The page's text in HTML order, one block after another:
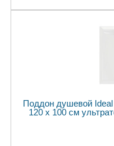
Поддон душевой Ideal
120 x 100 см